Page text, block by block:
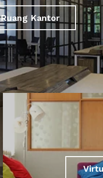
Ruang Kantor